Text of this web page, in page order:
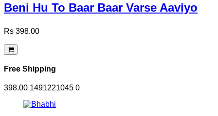
Beni Hu To Baar Baar Varse Aaviyo
Rs 398.00
Free Shipping
398.00 1491221045 0